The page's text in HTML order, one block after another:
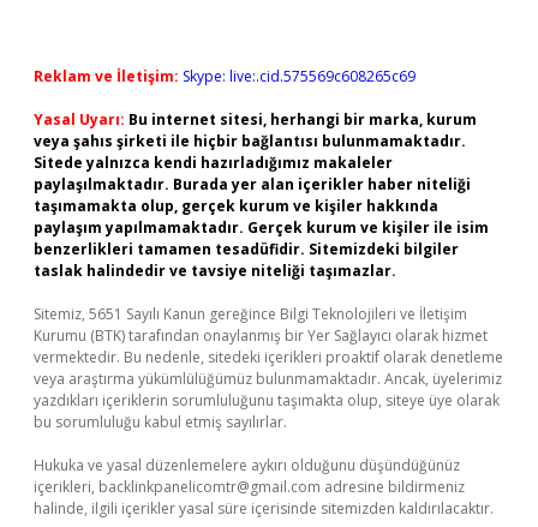
Reklam ve İletişim: Skype: live:.cid.575569c608265c69
Yasal Uyarı: Bu internet sitesi, herhangi bir marka, kurum
veya şahıs şirketi ile hiçbir bağlantısı bulunmamaktadır.
Sitede yalnızca kendi hazırladığımız makaleler
paylaşılmaktadır. Burada yer alan içerikler haber niteliği
taşımamakta olup, gerçek kurum ve kişiler hakkında
paylaşım yapılmamaktadır. Gerçek kurum ve kişiler ile isim
benzerlikleri tamamen tesadüfidir. Sitemizdeki bilgiler
taslak halindedir ve tavsiye niteliği taşımazlar.
Sitemiz, 5651 Sayılı Kanun gereğince Bilgi Teknolojileri ve İletişim
Kurumu (BTK) tarafından onaylanmış bir Yer Sağlayıcı olarak hizmet
vermektedir. Bu nedenle, sitedeki içerikleri proaktif olarak denetleme
veya araştırma yükümlülüğümüz bulunmamaktadır. Ancak, üyelerimiz
yazdıkları içeriklerin sorumluluğunu taşımakta olup, siteye üye olarak
bu sorumluluğu kabul etmiş sayılırlar.
Hukuka ve yasal düzenlemelere aykırı olduğunu düşündüğünüz
içerikleri, backlinkpanelicomtr@gmail.com adresine bildirmeniz
halinde, ilgili içerikler yasal süre içerisinde sitemizden kaldırılacaktır.